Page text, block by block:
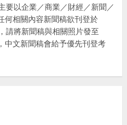
要以企業／商業／財經／新聞／
何相關內容新聞稿欲刊登於
，請將新聞稿與相關照片發至
，中文新聞稿會給予優先刊登考